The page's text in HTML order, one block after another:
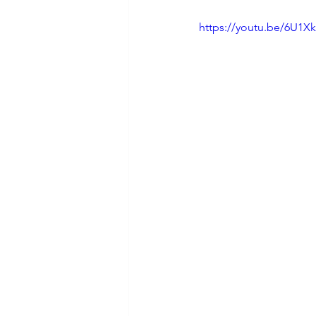
https://youtu.be/